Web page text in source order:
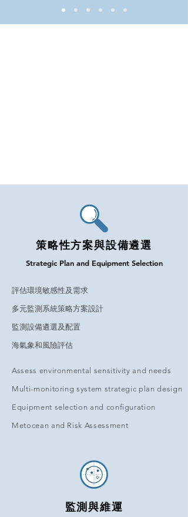
策略性方案與設備遴選
Strategic Plan and Equipment Selection
評估環境敏感性及需求
多元監測系統策略方案設計
監測設備遴選及配置
海氣象和風險評估
Assess environmental sensitivity and needs
Multi-monitoring system strategic plan design
Equipment selection and configuration
Metocean and Risk Assessment
監測與維運